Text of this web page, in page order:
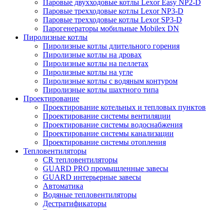
Паровые двухходовые котлы Lexor Easy NP2-D
Паровые трехходовые котлы Lexor NP3-D
Паровые трехходовые котлы Lexor SP3-D
Парогенераторы мобильные Mobilex DN
Пиролизные котлы
Пиролизные котлы длительного горения
Пиролизные котлы на дровах
Пиролизные котлы на пеллетах
Пиролизные котлы на угле
Пиролизные котлы с водяным контуром
Пиролизные котлы шахтного типа
Проектирование
Проектирование котельных и тепловых пунктов
Проектирование системы вентиляции
Проектирование системы водоснабжения
Проектирование системы канализации
Проектирование системы отопления
Тепловентиляторы
CR тепловентиляторы
GUARD PRO промышленные завесы
GUARD интерьерные завесы
Автоматика
Водяные тепловентиляторы
Дестратификаторы